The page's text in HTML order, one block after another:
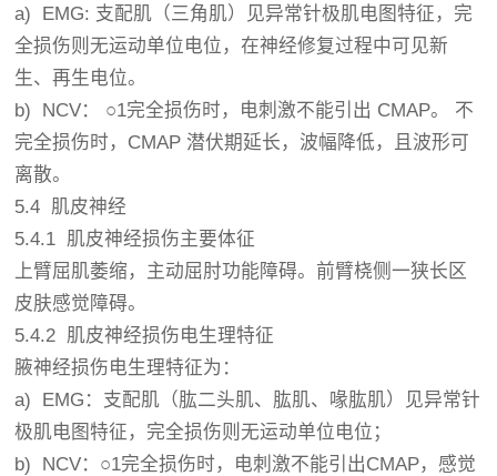
a) EMG: 支配肌（三角肌）见异常针极肌电图特征，完
全损伤则无运动单位电位，在神经修复过程中可见新
生、再生电位。
b) NCV： ○1完全损伤时，电刺激不能引出 CMAP。 不
完全损伤时，CMAP 潜伏期延长，波幅降低，且波形可
离散。
5.4 肌皮神经
5.4.1 肌皮神经损伤主要体征
上臂屈肌萎缩，主动屈肘功能障碍。前臂桡侧一狭长区
皮肤感觉障碍。
5.4.2 肌皮神经损伤电生理特征
腋神经损伤电生理特征为：
a) EMG：支配肌（肱二头肌、肱肌、喙肱肌）见异常针
极肌电图特征，完全损伤则无运动单位电位；
b) NCV：○1完全损伤时，电刺激不能引出CMAP，感觉